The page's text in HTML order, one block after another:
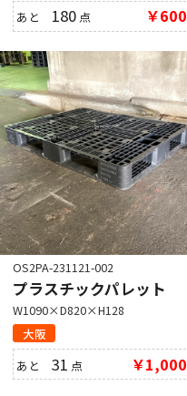
あと 180 点 ￥600
OS2PA-231121-002
プラスチックパレット
W1090×D820×H128
大阪
あと31 点 ￥1,000